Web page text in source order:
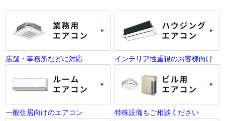
店舗・事務所などに対応 インテリア性重視のお客様向け
一般住居向けのエアコン 特殊設備もご相談ください